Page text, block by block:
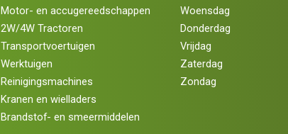
Motor- en accugereedschappen
2W/4W Tractoren
Transportvoertuigen
Werktuigen
Reinigingsmachines
Kranen en wielladers
Brandstof- en smeermiddelen
Woensdag
Donderdag
Vrijdag
Zaterdag
Zondag